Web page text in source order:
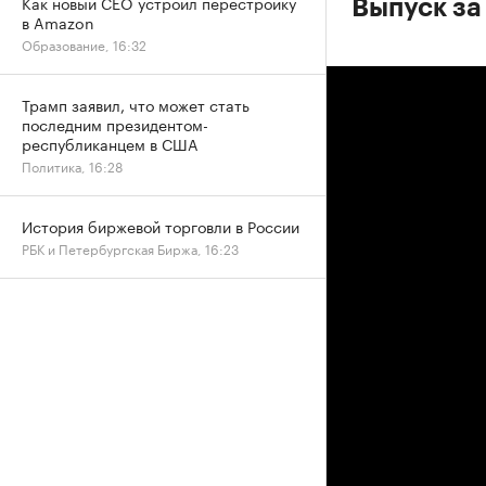
Выпуск
в Amazon
Образование, 16:32
Трамп заявил, что может стать
последним президентом-
республиканцем в США
Политика, 16:28
История биржевой торговли в России
РБК и Петербургская Биржа, 16:23